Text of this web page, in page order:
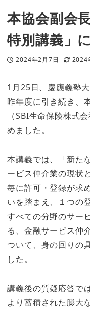
本協会副会
特別講義」
投稿日
2024年2月7日
更新日
2024
1月25日、慶應義塾
昨年度に引き続き
（SBI生命保険株式
めました。
本講義では、「新た
ービス仲介業の現状
毎に許可・登録が求
いを踏まえ、１つの
すべての分野のサー
る、金融サービス仲
ついて、身の回りの
した。
講義後の質疑応答で
より蓄積された膨大